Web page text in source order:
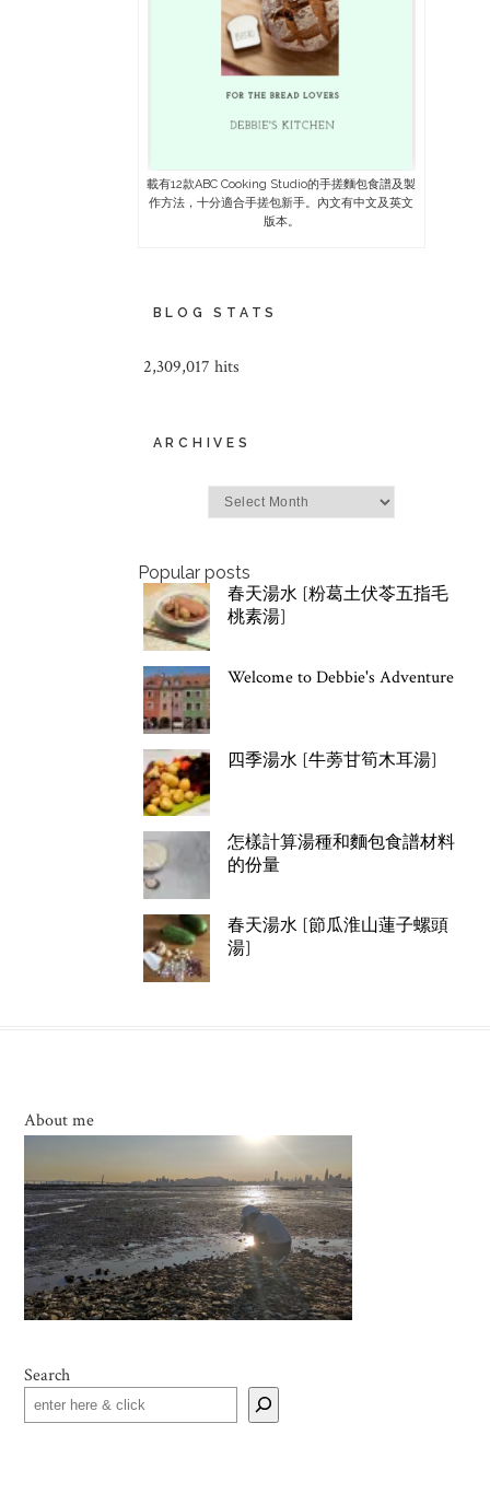
載有12款ABC Cooking Studio的手搓麵包食譜及製
作方法，十分適合手搓包新手。內文有中文及英文
版本。
BLOG STATS
2,309,017 hits
ARCHIVES
Popular posts
春天湯水 [粉葛土伏苓五指毛
桃素湯]
Welcome to Debbie's Adventure
四季湯水 [牛蒡甘筍木耳湯]
怎樣計算湯種和麵包食譜材料
的份量
春天湯水 [節瓜淮山蓮子螺頭
湯]
About me
Search